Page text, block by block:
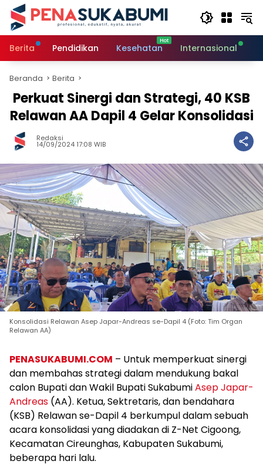
Langsung
konten
Berita
Pendidikan Kesehatan Internasional
Beranda Berita
Perkuat Sinergi dan Strategi, 40 KSB
Relawan AA Dapil 4 Gelar Konsolidasi
Redaksi
14/09/2024 17:08 WIB
Konsolidasi Relawan Asep Japar-Andreas se-Dapil 4 (Foto: Tim Organ
Relawan AA)
PENASUKABUMI.COM – Untuk memperkuat sinergi
dan membahas strategi dalam mendukung bakal
calon Bupati dan Wakil Bupati SukabumiAsep Japar-
Andreas (AA). Ketua, Sektretaris, dan bendahara
(KSB) Relawan se-Dapil 4 berkumpul dalam sebuah
acara konsolidasi yang diadakan di Z-Net Cigoong,
Kecamatan Cireunghas, Kabupaten Sukabumi,
beberapa hari lalu.